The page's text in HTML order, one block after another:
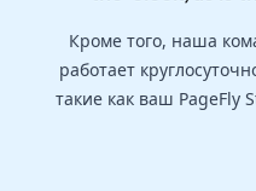
Кроме того, наша
работает
такие как ваш PageFly